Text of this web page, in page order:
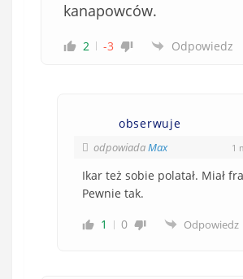
kanapowców.
2 -3 Odpowiedz
obserwuje
odpowiadaMax 1
Ikar też sobie polatał. Miał
Pewnie tak.
1
0 Odpowiedz